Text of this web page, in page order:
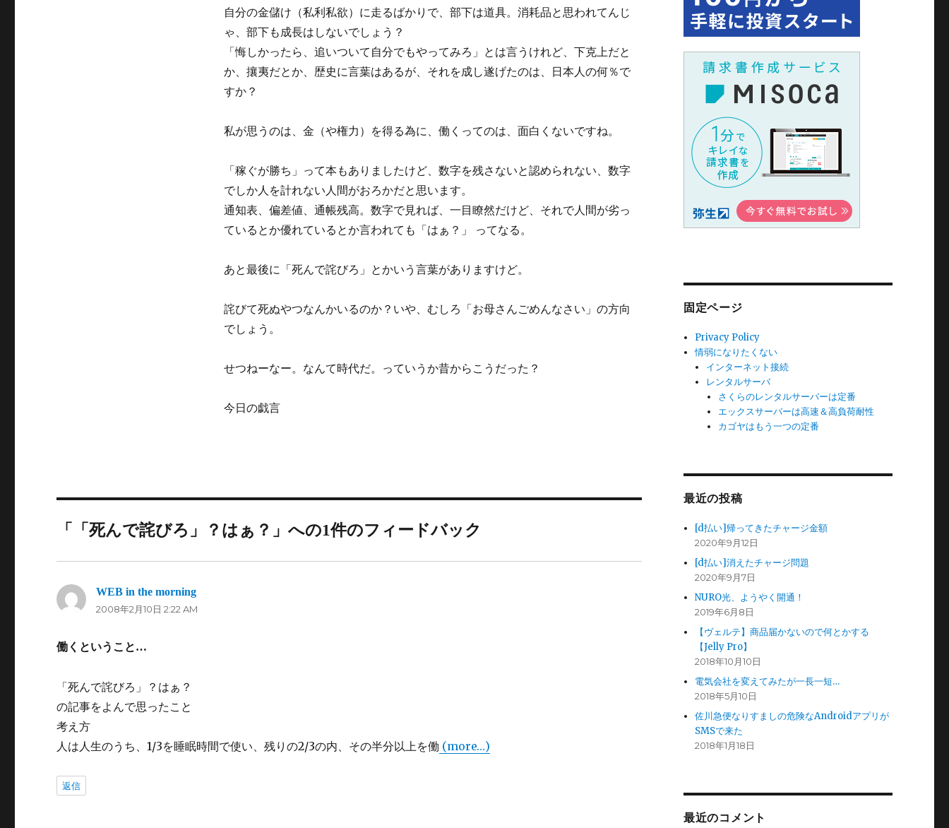
自分の金儲け（私利私欲）に走るばかりで、部下は道具。消耗品と思われてんじ
ゃ、部下も成長はしないでしょう？
「悔しかったら、追いついて自分でもやってみろ」とは言うけれど、下克上だと
か、攘夷だとか、歴史に言葉はあるが、それを成し遂げたのは、日本人の何％で
すか？
私が思うのは、金（や権力）を得る為に、働くってのは、面白くないですね。
「稼ぐが勝ち」って本もありましたけど、数字を残さないと認められない、数字
でしか人を計れない人間がおろかだと思います。
通知表、偏差値、通帳残高。数字で見れば、一目瞭然だけど、それで人間が劣っ
ているとか優れているとか言われても「はぁ？」 ってなる。
あと最後に「死んで詫びろ」とかいう言葉がありますけど。
詫びて死ぬやつなんかいるのか？いや、むしろ「お母さんごめんなさい」の方向
でしょう。
せつねーなー。なんて時代だ。っていうか昔からこうだった？
今日の戯言
「「死んで詫びろ」？はぁ？」への1件のフィードバック
WEB in the morning
り:
2008年2月10日 2:22 AM
働くということ…
「死んで詫びろ」？はぁ？
の記事をよんで思ったこと
考え方
人は人生のうち、1/3を睡眠時間で使い、残りの2/3の内、その半分以上を働 (more…)
返信
固定ページ
Privacy Policy
情弱になりたくない
インターネット接続
レンタルサーバ
さくらのレンタルサーバーは定番
エックスサーバーは高速＆高負荷耐性
カゴヤはもう一つの定番
最近の投稿
[d払い]帰ってきたチャージ金額
2020年9月12日
[d払い]消えたチャージ問題
2020年9月7日
NURO光、ようやく開通！
2019年6月8日
【ヴェルテ】商品届かないので何とかする
【Jelly Pro】
2018年10月10日
電気会社を変えてみたが一長一短…
2018年5月10日
佐川急便なりすましの危険なAndroidアプリが
SMSで来た
2018年1月18日
最近のコメント